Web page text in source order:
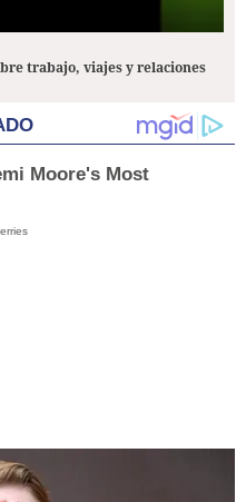
trabajo, viajes y relaciones
Moore's Most